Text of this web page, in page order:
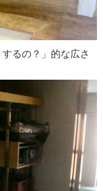
るの？」的な広さ